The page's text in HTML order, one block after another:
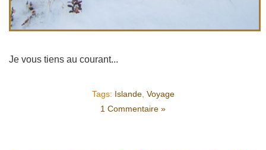
Je vous tiens au courant...
Tags: Islande, Voyage
1 Commentaire »